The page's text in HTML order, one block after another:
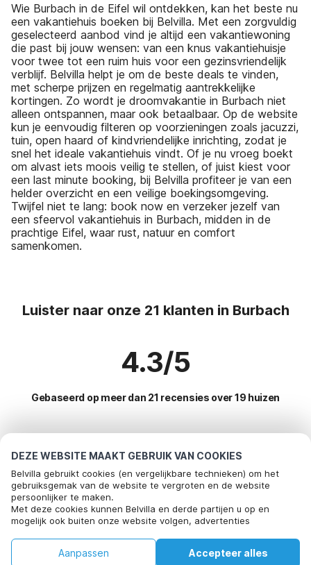
DEZE WEBSITE MAAKT GEBRUIK VAN COOKIES
Belvilla gebruikt cookies (en vergelijkbare technieken) om het
gebruiksgemak van de website te vergroten en de website
persoonlijker te maken.
Met deze cookies kunnen Belvilla en derde partijen u op en
mogelijk ook buiten onze website volgen, advertenties
social media.
Door op "accepteren" te klikken gaat u hiermee akkoord. Meer
Accepteer alles
Aanpassen
Wie Burbach in de Eifel wil ontdekken, kan het beste nu
een vakantiehuis boeken bij Belvilla. Met een zorgvuldig
geselecteerd aanbod vind je altijd een vakantiewoning
die past bij jouw wensen: van een knus vakantiehuisje
voor twee tot een ruim huis voor een gezinsvriendelijk
verblijf. Belvilla helpt je om de beste deals te vinden,
met scherpe prijzen en regelmatig aantrekkelijke
kortingen. Zo wordt je droomvakantie in Burbach niet
alleen ontspannen, maar ook betaalbaar. Op de website
kun je eenvoudig filteren op voorzieningen zoals jacuzzi,
tuin, open haard of kindvriendelijke inrichting, zodat je
snel het ideale vakantiehuis vindt. Of je nu vroeg boekt
om alvast iets moois veilig te stellen, of juist kiest voor
een last minute booking, bij Belvilla profiteer je van een
helder overzicht en een veilige boekingsomgeving.
Twijfel niet te lang: book now en verzeker jezelf van
een sfeervol vakantiehuis in Burbach, midden in de
prachtige Eifel, waar rust, natuur en comfort
samenkomen.
Luister naar onze 21 klanten in Burbach
4.3/5
Gebaseerd op meer dan 21 recensies over 19 huizen
Meest populaire bestemmingen voor
vakantie
Top steden met top voorzieningen voor vakantie
Kindvriendelijke vakantiehuizen winterspelt
Vakantiehuis met barbecue sevenig-our
Kindvriendelijke vakantiehuizen mutzenich
Populaire voorzieningen voor vakantie in Burbach
Vakantie appartementen
Populaire steden voor vakantie in Eifel